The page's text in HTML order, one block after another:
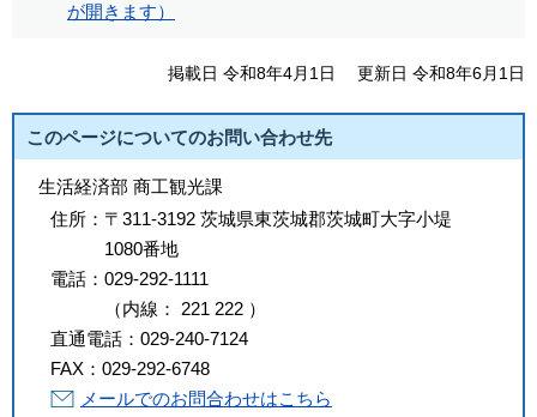
が開きます）
掲載日 令和8年4月1日 更新日 令和8年6月1日
このページについてのお問い合わせ先
生活経済部 商工観光課
住所： 〒311-3192 茨城県東茨城郡茨城町大字小堤
1080番地
電話： 029-292-1111
（内線 ： 221 222 ）
直通電話： 029-240-7124
FAX： 029-292-6748
メールでのお問合わせはこちら